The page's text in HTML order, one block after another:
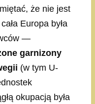
że nie jest
Europa była
—
garnizony
(w tym U-
okupacją była